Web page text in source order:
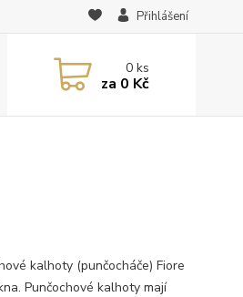
Přihlášení
0ks
za 0 Kč
kalhoty (punčocháče) Fiore
Punčochové kalhoty mají